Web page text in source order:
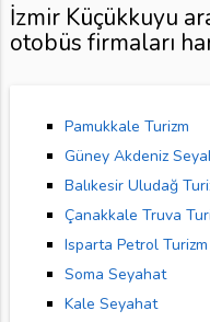
İzmir Küçükkuyu
otobüs firmaları
Pamukkale Turizm
Güney Akdeniz
Balıkesir Uludağ
Çanakkale Truva
Isparta Petrol Turizm
Soma Seyahat
Kale Seyahat